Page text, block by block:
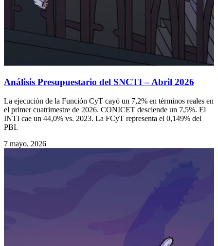
Análisis Presupuestario del SNCTI – Abril 2026
La ejecución de la Función CyT cayó un 7,2% en términos reales en
el primer cuatrimestre de 2026. CONICET desciende un 7,5%. El
INTI cae un 44,0% vs. 2023. La FCyT representa el 0,149% del
PBI.
7 mayo, 2026